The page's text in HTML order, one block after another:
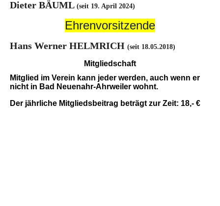
Dieter BÄUML (seit 19. April 2024)
Ehrenvorsitzende
Hans Werner HELMRICH (seit 18.05.2018)
Mitgliedschaft
Mitglied im Verein kann jeder werden, auch wenn er
nicht in Bad Neuenahr-Ahrweiler wohnt.
Der jährliche Mitgliedsbeitrag beträgt zur Zeit: 18,- €